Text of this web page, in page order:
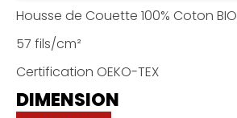
Housse de Couette 100% Coton BIO
57 fils/cm²
Certification OEKO-TEX
DIMENSION